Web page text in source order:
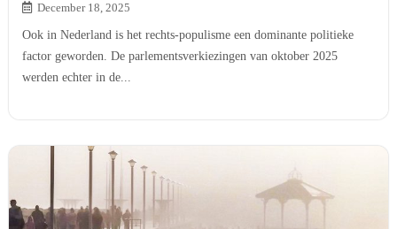
December 18, 2025
Ook in Nederland is het rechts-populisme een dominante politieke
factor geworden. De parlementsverkiezingen van oktober 2025
werden echter in de...